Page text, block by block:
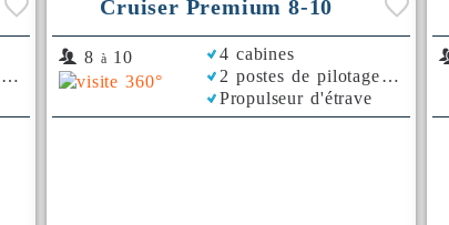
Cruiser Premium 8-10
8 à 10
4 cabines
2 postes de pilotage
Propulseur d'étrave